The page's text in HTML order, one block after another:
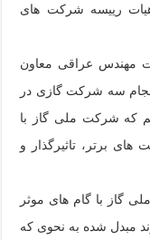
رییسه شرکت های
مهندس عراقی معاون
سه شرکت گازی در
که شرکت ملی گاز با
برتر، تاثیرگذار و
گاز با گام های موثر
مبدل شده به نحوی که